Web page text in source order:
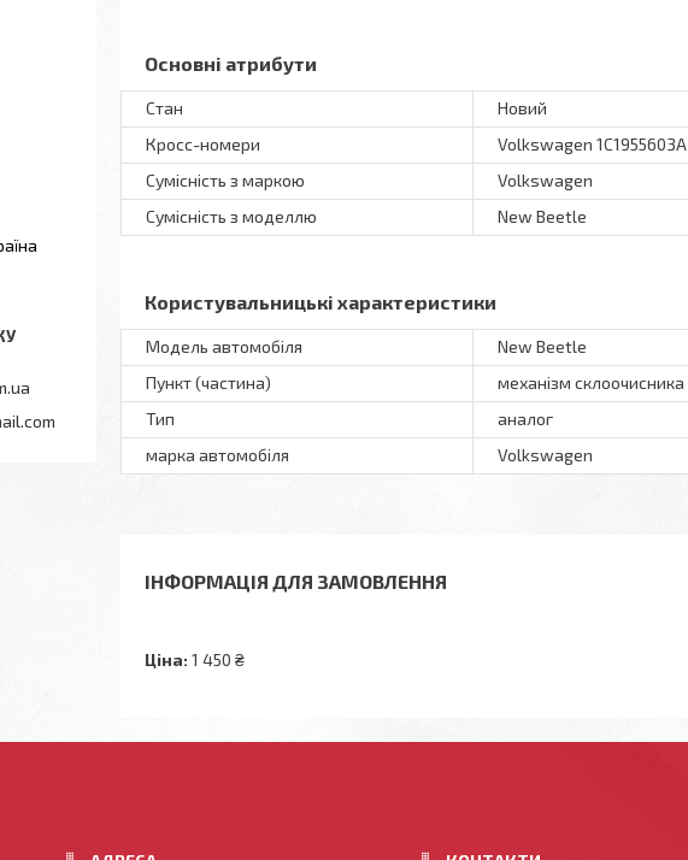
Основні атрибути
Стан
Новий
Кросс-номери
Volkswagen 1C1955603A
Сумісність з маркою
Volkswagen
Сумісність з моделлю
New Beetle
Користувальницькі характеристики
Модель автомобіля
New Beetle
Пункт (частина)
механізм склоочисника
Тип
аналог
марка автомобіля
Volkswagen
ІНФОРМАЦІЯ ДЛЯ ЗАМОВЛЕННЯ
Ціна: 1 450 ₴